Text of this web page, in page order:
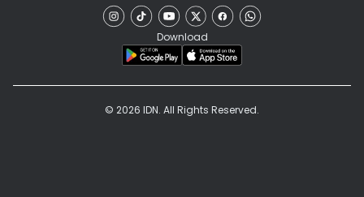
Download
© 2026 IDN. All Rights Reserved.